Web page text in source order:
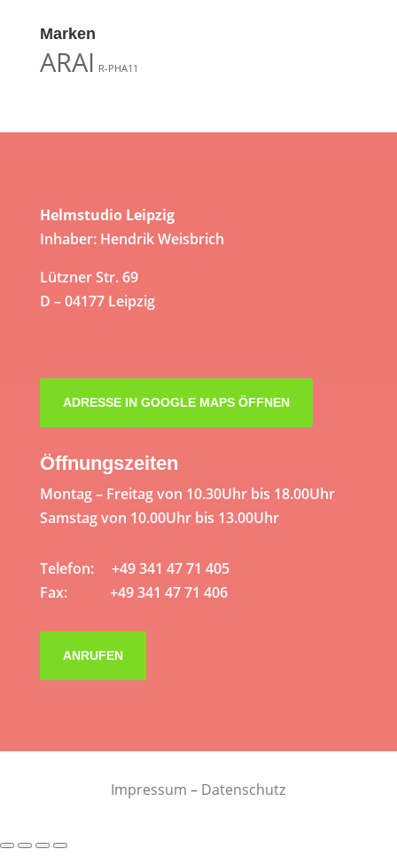
Marken
ARAI R-PHA11
Helmstudio Leipzig
Inhaber: Hendrik Weisbrich
Lützner Str. 69
D – 04177 Leipzig
ADRESSE IN GOOGLE MAPS ÖFFNEN
Öffnungszeiten
Montag – Freitag von 10.30Uhr bis 18.00Uhr
Samstag von 10.00Uhr bis 13.00Uhr
Telefon: +49 341 47 71 405
Fax: +49 341 47 71 406
ANRUFEN
Impressum – Datenschutz